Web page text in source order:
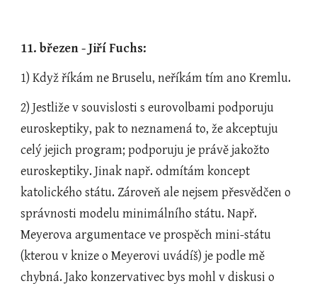
11. březen - Jiří Fuchs:
1) Když říkám ne Bruselu, neříkám tím ano Kremlu.
2) Jestliže v souvislosti s eurovolbami podporuju
euroskeptiky, pak to neznamená to, že akceptuju
celý jejich program; podporuju je právě jakožto
euroskeptiky. Jinak např. odmítám koncept
katolického státu. Zároveň ale nejsem přesvědčen o
správnosti modelu minimálního státu. Např.
Meyerova argumentace ve prospěch mini-státu
(kterou v knize o Meyerovi uvádíš) je podle mě
chybná. Jako konzervativec bys mohl v diskusi o